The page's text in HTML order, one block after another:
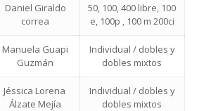
Daniel Giraldo
correa
50, 100, 400 libre, 100
e, 100p , 100 m 200ci
Manuela Guapi
Guzmán
Individual / dobles y
dobles mixtos
Jéssica Lorena
Álzate Mejía
Individual / dobles y
dobles mixtos